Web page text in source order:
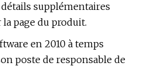
supplémentaires
page du produit.
en 2010 à temps
poste de responsable de